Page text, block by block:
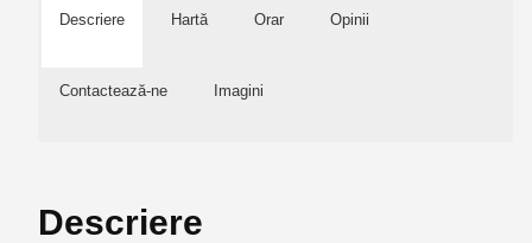
Descriere Hartă Orar Opinii
Contactează-ne Imagini
Descriere